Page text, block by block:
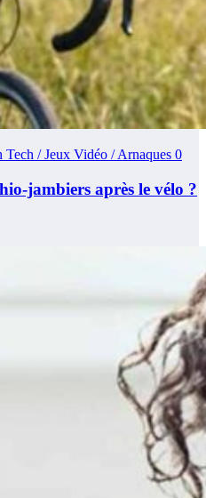
/ Jeux Vidéo / Arnaques 0
jambiers après le vélo ?